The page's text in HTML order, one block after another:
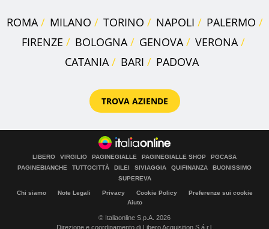
ROMA MILANO TORINO NAPOLI
PALERMO
FIRENZE
BOLOGNA GENOVA
VERONA
CATANIA
BARI PADOVA
TROVA AZIENDE
LIBERO VIRGILIO PAGINEGIALLE PAGINEGIALLE SHOP
PGCASA
PAGINEBIANCHE
TUTTOCITTÀ DILEI SIVIAGGIA QUIFINANZA
BUONISSIMO
SUPEREVA
Chi siamo Note Legali Privacy Cookie Policy
Preferenze sui cookie
Aiuto
© Italiaonline S.p.A. 2026
Direzione e coordinamento di Libero Acquisition S.á r.l.